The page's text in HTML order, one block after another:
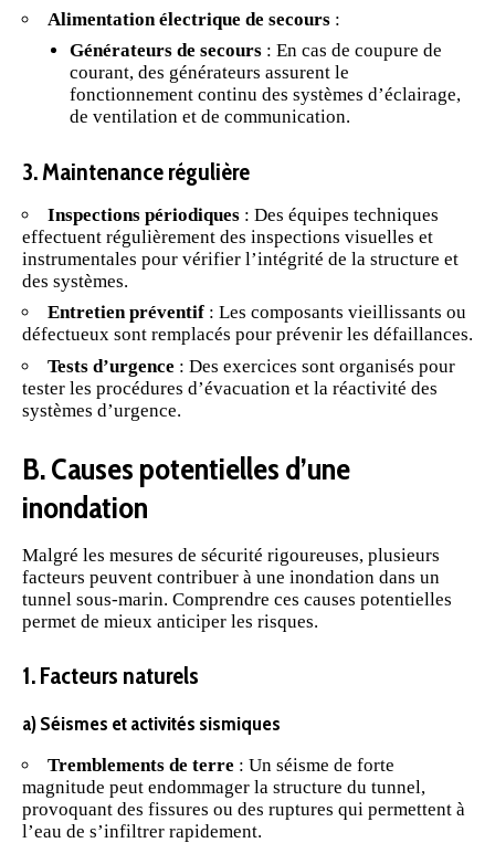
Alimentation électrique de secours :
Générateurs de secours: En cas de coupure de
courant, des générateurs assurent le
fonctionnement continu des systèmes d’éclairage,
de ventilation et de communication.
3. Maintenance régulière
Inspections périodiques : Des équipes techniques
effectuent régulièrement des inspections visuelles et
instrumentales pour vérifier l’intégrité de la structure et
des systèmes.
Entretien préventif : Les composants vieillissants ou
défectueux sont remplacés pour prévenir les défaillances.
Tests d’urgence : Des exercices sont organisés pour
tester les procédures d’évacuation et la réactivité des
systèmes d’urgence.
B. Causes potentielles d’une
inondation
Malgré les mesures de sécurité rigoureuses, plusieurs
facteurs peuvent contribuer à une inondation dans un
tunnel sous-marin. Comprendre ces causes potentielles
permet de mieux anticiper les risques.
1. Facteurs naturels
a) Séismes et activités sismiques
Tremblements de terre : Un séisme de forte
magnitude peut endommager la structure du tunnel,
provoquant des fissures ou des ruptures qui permettent à
l’eau de s’infiltrer rapidement.